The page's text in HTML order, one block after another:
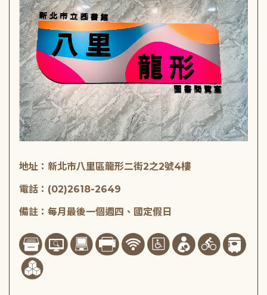
地址：新北市八里區龍形二街2之2號4樓
電話：(02)2618-2649
備註：每月最後一個週四、國定假日